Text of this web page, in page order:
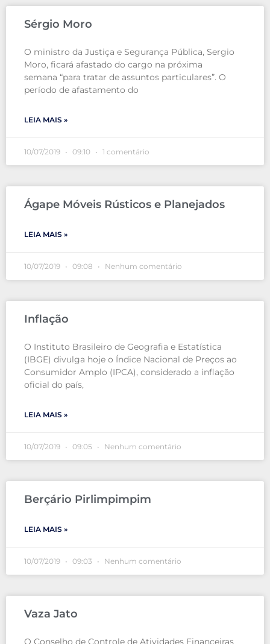
Sérgio Moro
O ministro da Justiça e Segurança Pública, Sergio
Moro, ficará afastado do cargo na próxima
semana “para tratar de assuntos particulares”. O
período de afastamento do
LEIA MAIS »
10/07/2019 09:10 1 comentário
Ágape Móveis Rústicos e Planejados
LEIA MAIS »
10/07/2019 09:08 Nenhum comentário
Inflação
O Instituto Brasileiro de Geografia e Estatística
(IBGE) divulga hoje o Índice Nacional de Preços ao
Consumidor Amplo (IPCA), considerado a inflação
oficial do país,
LEIA MAIS »
10/07/2019 09:05 Nenhum comentário
Berçário Pirlimpimpim
LEIA MAIS »
10/07/2019 09:03 Nenhum comentário
Vaza Jato
O Conselho de Controle de Atividades Financeiras